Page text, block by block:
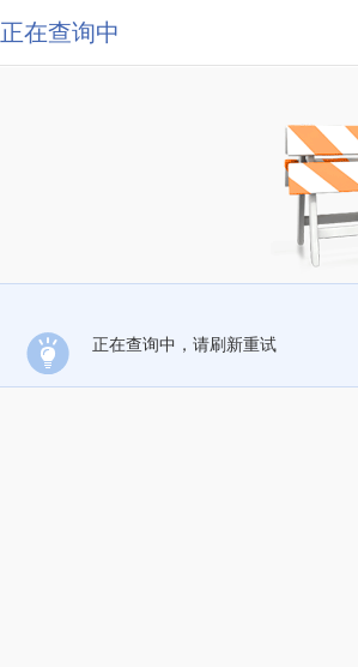
正在查询中
正在查询中，请刷新重试